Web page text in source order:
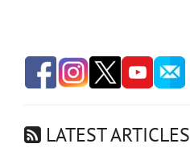
LATEST ARTICLES